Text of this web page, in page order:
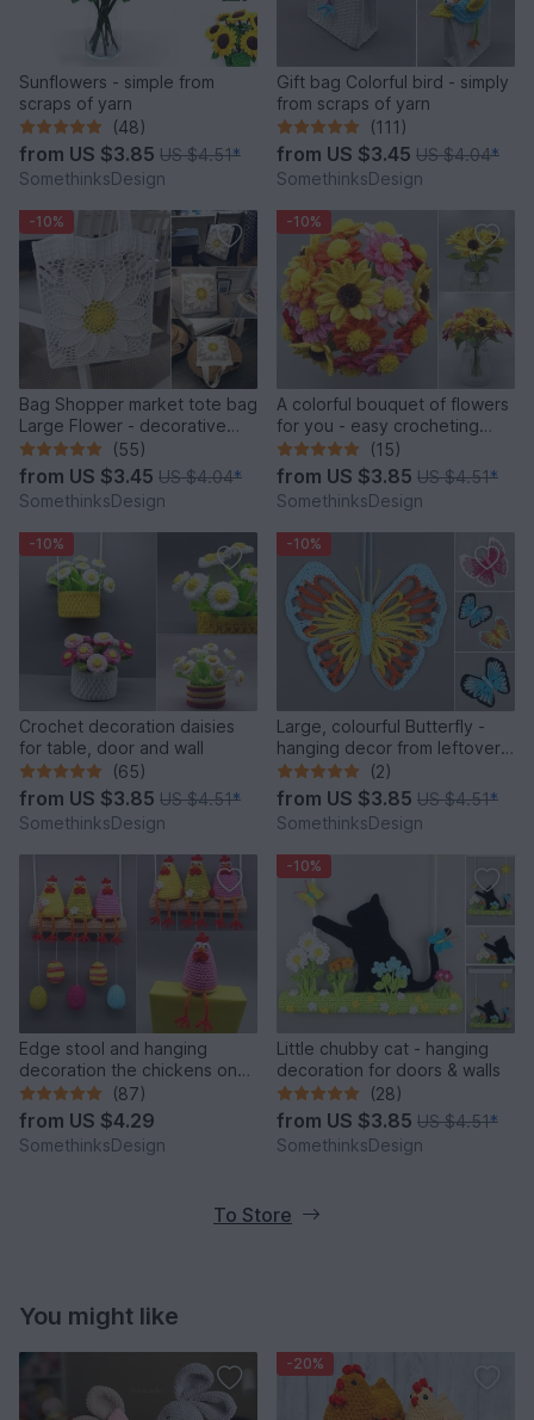
Sunflowers - simple from
scraps of yarn
(48)
from US $3.85 US $4.51*
SomethinksDesign
Gift bag Colorful bird - simply
from scraps of yarn
(111)
from US $3.45 US $4.04*
SomethinksDesign
-10%
Bag Shopper market tote bag
Large Flower - decorative
and versatile(55)
from US $3.45 US $4.04*
SomethinksDesign
-10%
A colorful bouquet of flowers
for you - easy crocheting
from leftover yarn
(15)
from US $3.85 US $4.51*
SomethinksDesign
-10%
Crochet decoration daisies
for table, door and wall
(65)
from US $3.85 US $4.51*
SomethinksDesign
-10%
Large, colourful Butterfly -
hanging decor from leftover
yarn
(2)
from US $3.85 US $4.51*
SomethinksDesign
Edge stool and hanging
decoration the chickens on
the perch
(87)
from US $4.29
SomethinksDesign
-10%
Little chubby cat - hanging
decoration for doors & walls
(28)
from US $3.85 US $4.51*
SomethinksDesign
To Store
You might like
-20%